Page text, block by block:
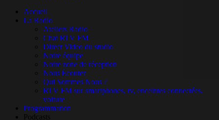
Accueil
La Radio
Ateliers Radio
Chat RTV FM
Direct Video du studio
Notre équipe
Notre zone de réception
Nous Écouter
Qui Sommes Nous ?
RTV FM sur smartphones, tv, enceintes connectées,
voiture
Programmation
Podcasts